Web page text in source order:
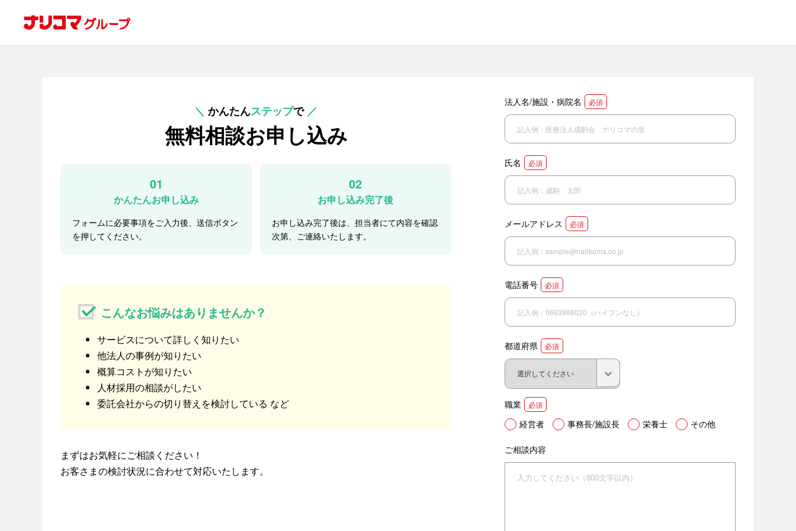
＼ かんたんステップで ／
無料相談お申し込み
01
かんたんお申し込み
フォームに必要事項をご入力後、送信ボタン
を押してください。
02
お申し込み完了後
お申し込み完了後は、担当者にて内容を確認
次第、ご連絡いたします。
こんなお悩みはありませんか？
サービスについて詳しく知りたい
他法人の事例が知りたい
概算コストが知りたい
人材採用の相談がしたい
委託会社からの切り替えを検討している など
まずはお気軽にご相談ください！
お客さまの検討状況に合わせて対応いたします。
法人名/施設・病院名 必須
氏名 必須
メールアドレス 必須
電話番号 必須
都道府県 必須
職業 必須
経営者 事務長/施設長 栄養士 その他
ご相談内容